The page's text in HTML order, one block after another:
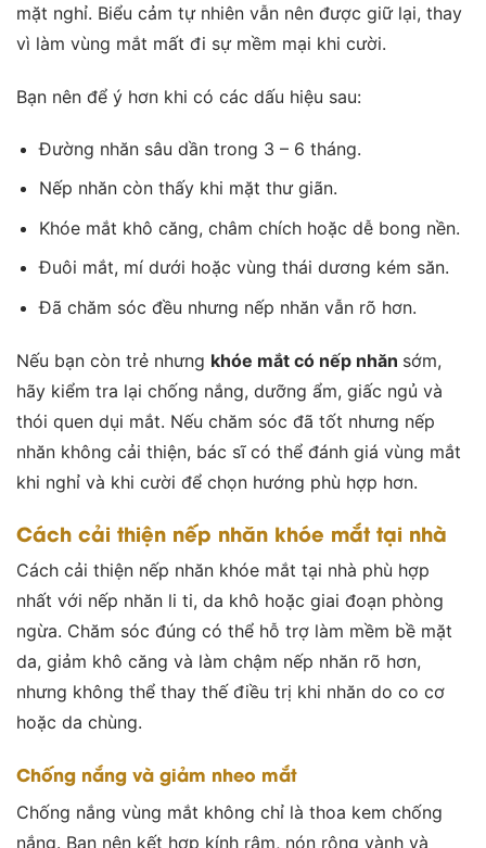
mặt nghỉ. Biểu cảm tự nhiên vẫn nên được giữ lại, thay
vì làm vùng mắt mất đi sự mềm mại khi cười.
Bạn nên để ý hơn khi có các dấu hiệu sau:
Đường nhăn sâu dần trong 3 – 6 tháng.
Nếp nhăn còn thấy khi mặt thư giãn.
Khóe mắt khô căng, châm chích hoặc dễ bong nền.
Đuôi mắt, mí dưới hoặc vùng thái dương kém săn.
Đã chăm sóc đều nhưng nếp nhăn vẫn rõ hơn.
Nếu bạn còn trẻ nhưng khóe mắt có nếp nhăn sớm,
hãy kiểm tra lại chống nắng, dưỡng ẩm, giấc ngủ và
thói quen dụi mắt. Nếu chăm sóc đã tốt nhưng nếp
nhăn không cải thiện, bác sĩ có thể đánh giá vùng mắt
khi nghỉ và khi cười để chọn hướng phù hợp hơn.
Cách cải thiện nếp nhăn khóe mắt tại nhà
Cách cải thiện nếp nhăn khóe mắt tại nhà phù hợp
nhất với nếp nhăn li ti, da khô hoặc giai đoạn phòng
ngừa. Chăm sóc đúng có thể hỗ trợ làm mềm bề mặt
da, giảm khô căng và làm chậm nếp nhăn rõ hơn,
nhưng không thể thay thế điều trị khi nhăn do co cơ
hoặc da chùng.
Chống nắng và giảm nheo mắt
Chống nắng vùng mắt không chỉ là thoa kem chống
nắng. Bạn nên kết hợp kính râm, nón rộng vành và